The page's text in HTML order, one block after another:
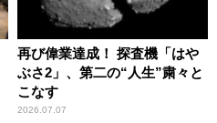
再び偉業達成！ 探査機「はや
ぶさ2」、第二の“人生”粛々と
こなす
2026.07.07